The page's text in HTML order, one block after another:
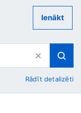
Ienākt
Rādīt detalizēti